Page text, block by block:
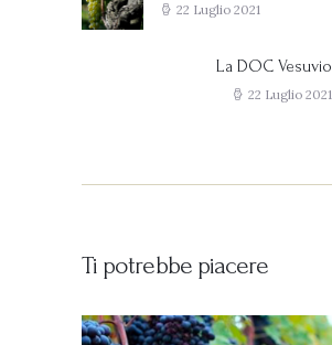
post:22 Luglio 2021
La DOC Vesuvio
22 Luglio 2021
Ti potrebbe piacere